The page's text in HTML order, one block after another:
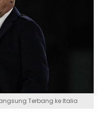
Terbang ke Italia